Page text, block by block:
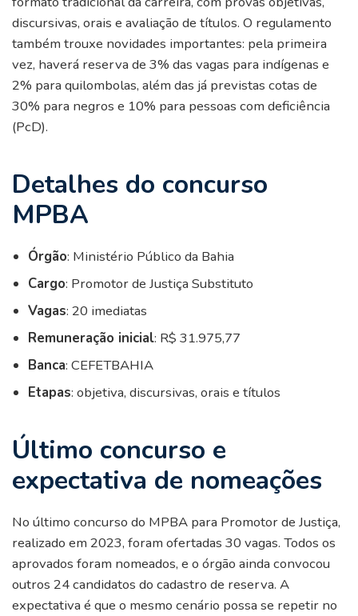
discursivas, orais e avaliação de títulos. O regulamento
também trouxe novidades importantes: pela primeira
vez, haverá reserva de 3% das vagas para indígenas e
2% para quilombolas, além das já previstas cotas de
30% para negros e 10% para pessoas com deficiência
(PcD).
Detalhes do concurso
MPBA
Órgão: Ministério Público da Bahia
Cargo: Promotor de Justiça Substituto
Vagas: 20 imediatas
Remuneração inicial: R$ 31.975,77
Banca: CEFETBAHIA
Etapas: objetiva, discursivas, orais e títulos
Último concurso e
expectativa de nomeações
No último concurso do MPBA para Promotor de Justiça,
realizado em 2023, foram ofertadas 30 vagas. Todos os
aprovados foram nomeados, e o órgão ainda convocou
outros 24 candidatos do cadastro de reserva. A
expectativa é que o mesmo cenário possa se repetir no